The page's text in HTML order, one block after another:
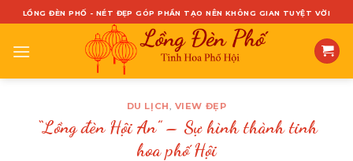
Skip
content
LỒNG ĐÈN PHỐ - NÉT ĐẸP GÓP PHẦN TẠO NÊN KHÔNG GIAN TUYỆT VỜI
DU LỊCH VIEW ĐẸP
“Lồng đèn Hội An” – Sự hình thành tinh
hoa phố Hội